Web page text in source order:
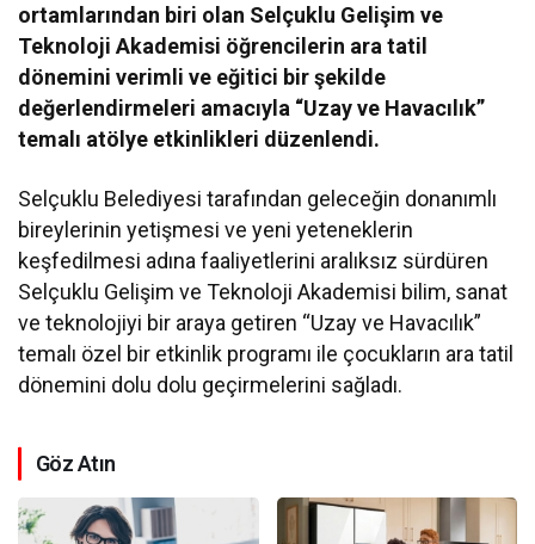
ortamlarından biri olan Selçuklu Gelişim ve
Teknoloji Akademisi öğrencilerin ara tatil
dönemini verimli ve eğitici bir şekilde
değerlendirmeleri amacıyla “Uzay ve Havacılık”
temalı atölye etkinlikleri düzenlendi.
Selçuklu Belediyesi tarafından geleceğin donanımlı
bireylerinin yetişmesi ve yeni yeteneklerin
keşfedilmesi adına faaliyetlerini aralıksız sürdüren
Selçuklu Gelişim ve Teknoloji Akademisi bilim, sanat
ve teknolojiyi bir araya getiren “Uzay ve Havacılık”
temalı özel bir etkinlik programı ile çocukların ara tatil
dönemini dolu dolu geçirmelerini sağladı.
Göz Atın